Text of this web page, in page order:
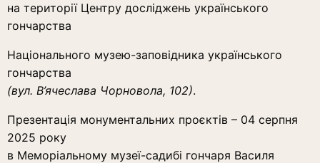
на території Центру досліджень українського
гончарства
Національного музею-заповідника українського
гончарства
(вул. В’ячеслава Чорновола, 102).
Презентація монументальних проєктів – 04 серпня
2025 року
в Меморіальному музеї-садибі гончаря Василя